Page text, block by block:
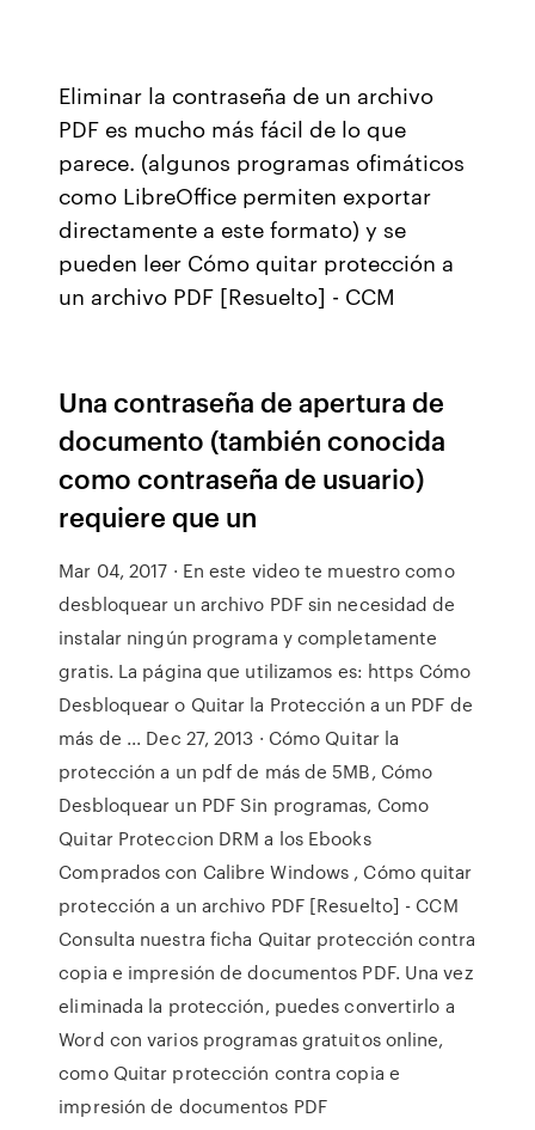
Eliminar la contraseña de un archivo
PDF es mucho más fácil de lo que
parece. (algunos programas ofimáticos
como LibreOffice permiten exportar
directamente a este formato) y se
pueden leer Cómo quitar protección a
un archivo PDF [Resuelto] - CCM
Una contraseña de apertura de
documento (también conocida
como contraseña de usuario)
requiere que un
Mar 04, 2017 · En este video te muestro como
desbloquear un archivo PDF sin necesidad de
instalar ningún programa y completamente
gratis. La página que utilizamos es: https Cómo
Desbloquear o Quitar la Protección a un PDF de
más de ... Dec 27, 2013 · Cómo Quitar la
protección a un pdf de más de 5MB, Cómo
Desbloquear un PDF Sin programas, Como
Quitar Proteccion DRM a los Ebooks
Comprados con Calibre Windows , Cómo quitar
protección a un archivo PDF [Resuelto] - CCM
Consulta nuestra ficha Quitar protección contra
copia e impresión de documentos PDF. Una vez
eliminada la protección, puedes convertirlo a
Word con varios programas gratuitos online,
como Quitar protección contra copia e
impresión de documentos PDF